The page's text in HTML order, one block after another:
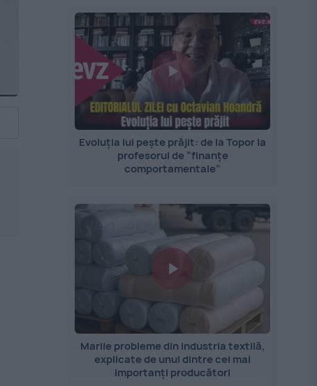
Evoluția lui pește prăjit: de la Topor la
profesorul de ”finanțe
comportamentale”
Marile probleme din industria textilă,
explicate de unul dintre cei mai
importanți producători